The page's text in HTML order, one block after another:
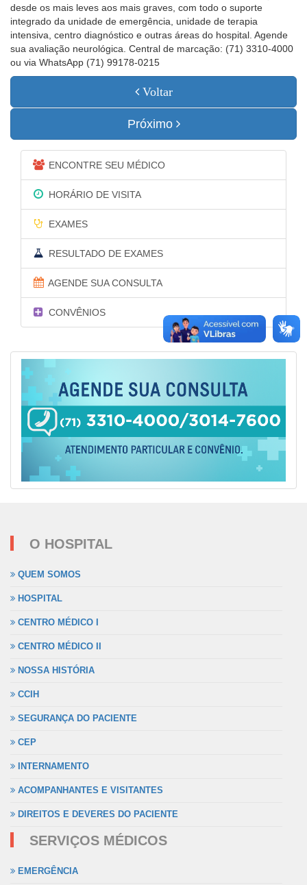
desde os mais leves aos mais graves, com todo o suporte
integrado da unidade de emergência, unidade de terapia
intensiva, centro diagnóstico e outras áreas do hospital. Agende
sua avaliação neurológica. Central de marcação: (71) 3310-4000
ou via WhatsApp (71) 99178-0215
Voltar
Próximo
ENCONTRE SEU MÉDICO
HORÁRIO DE VISITA
EXAMES
RESULTADO DE EXAMES
AGENDE SUA CONSULTA
CONVÊNIOS
O HOSPITAL
QUEM SOMOS
HOSPITAL
CENTRO MÉDICO I
CENTRO MÉDICO II
NOSSA HISTÓRIA
CCIH
SEGURANÇA DO PACIENTE
CEP
INTERNAMENTO
ACOMPANHANTES E VISITANTES
DIREITOS E DEVERES DO PACIENTE
SERVIÇOS MÉDICOS
EMERGÊNCIA